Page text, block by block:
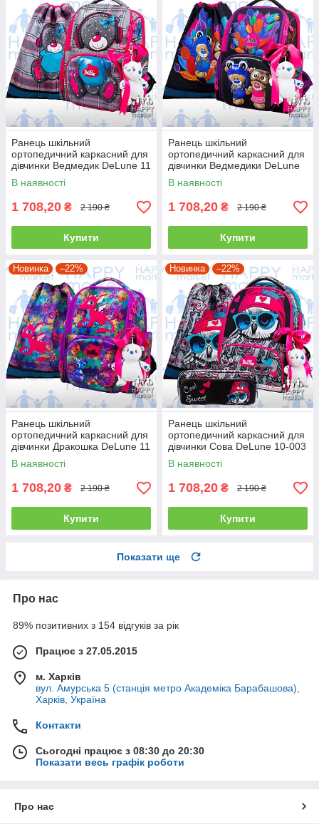
Ранець шкільний
ортопедичний каркасний для
дівчинки Ведмедик DeLune 11
серія 11-026
В наявності
1 708,20 ₴ 2 190 ₴
Купити
Ранець шкільний
ортопедичний каркасний для
дівчинки Ведмедики DeLune
11 серія 11-027
В наявності
1 708,20 ₴ 2 190 ₴
Купити
Новинка –22%
Ранець шкільний
ортопедичний каркасний для
дівчинки Дракошка DeLune 11
серія 11-028
В наявності
1 708,20 ₴ 2 190 ₴
Купити
Новинка –22%
Ранець шкільний
ортопедичний каркасний для
дівчинки Сова DeLune 10-003
В наявності
1 708,20 ₴ 2 190 ₴
Купити
Показати ще
Про нас
89% позитивних з 154 відгуків за рік
Працює з 27.05.2015
м. Харків
вул. Амурська 5 (станція метро Академіка Барабашова),
Харків, Україна
Контакти
Сьогодні працює з 08:30 до 20:30
Показати весь графік роботи
Про нас